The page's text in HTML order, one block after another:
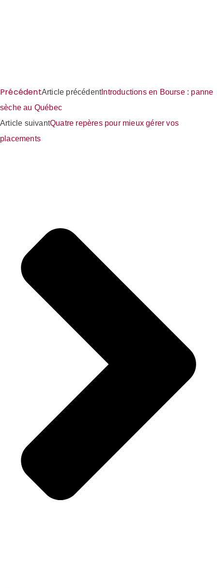
PrécédentArticle précédentIntroductions en Bourse : panne
sèche au Québec
Article suivantQuatre repères pour mieux gérer vos
placements